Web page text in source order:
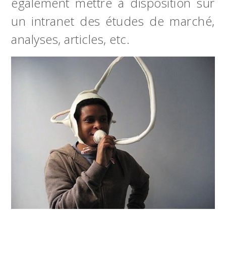
un intranet des études de marché,
analyses, articles, etc.